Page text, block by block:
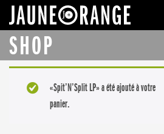
SHOP
«Spit’N’Split LP» a été ajouté à votre
panier.